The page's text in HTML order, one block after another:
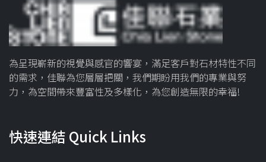
為呈現嶄新的視覺與感官的響宴，滿足客戶對石材特性不同
的需求，佳聯為您層層把關，我們期盼用我們的專業與努
力，為空間帶來豐富性及多樣化，為您創造無限的幸福!
快速連結 Quick Links